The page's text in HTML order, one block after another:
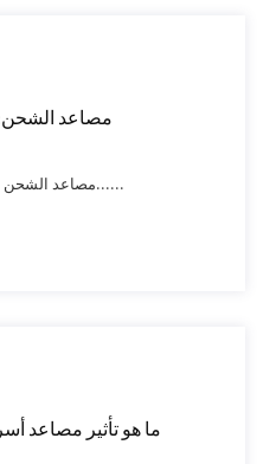
مصاعد الشحن:
مصاعد الشحن هي أنظمة نقل عمودي متخص......
ما هو تأثير مصاعد